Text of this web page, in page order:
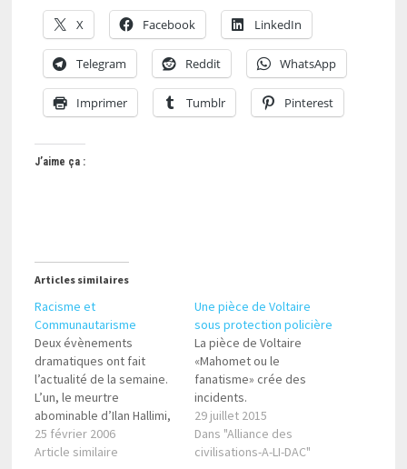
X Facebook LinkedIn
Telegram Reddit WhatsApp
Imprimer Tumblr Pinterest
J’aime ça :
Articles similaires
Racisme et
Communautarisme
Deux évènements
dramatiques ont fait
l’actualité de la semaine.
L’un, le meurtre
abominable d’Ilan Hallimi,
a secoué toute la
communauté juive,
25 février 2006
Article similaire
Une pièce de Voltaire
sous protection policière
La pièce de Voltaire
«Mahomet ou le
fanatisme» crée des
incidents.
29 juillet 2015
Dans "Alliance des
civilisations-A-LI-DAC"